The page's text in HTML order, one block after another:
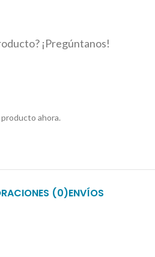
¡Pregúntanos!
ahora.
(0)ENVÍOS